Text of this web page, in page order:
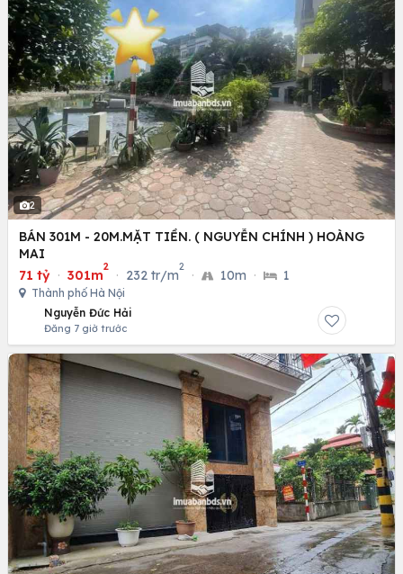
2
BÁN 301M - 20M.MẶT TIỀN. ( NGUYỄN CHÍNH ) HOÀNG
MAI
71 tỷ · 301m
2
· 232 tr/m
2
· 10m · 1
Thành phố Hà Nội
Nguyễn Đức Hải
Đăng 7 giờ trước